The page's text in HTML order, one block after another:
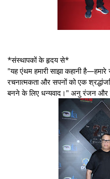
*संस्थापकों के हृदय से*
"यह एंथम हमारी साझा कहानी
रचनात्मकता और सपनों को एक
बनने के लिए धन्यवाद।" अनु रंजन